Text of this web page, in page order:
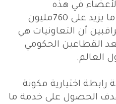
الأعضاء في هذه
التعاونيات بشتى أنواعها ما يزيد على 760مليون
أن التعاونيات هي
بعد القطاعين الحكومي
العالم.
رابطة اختيارية مكونة
الحصول على خدمة ما